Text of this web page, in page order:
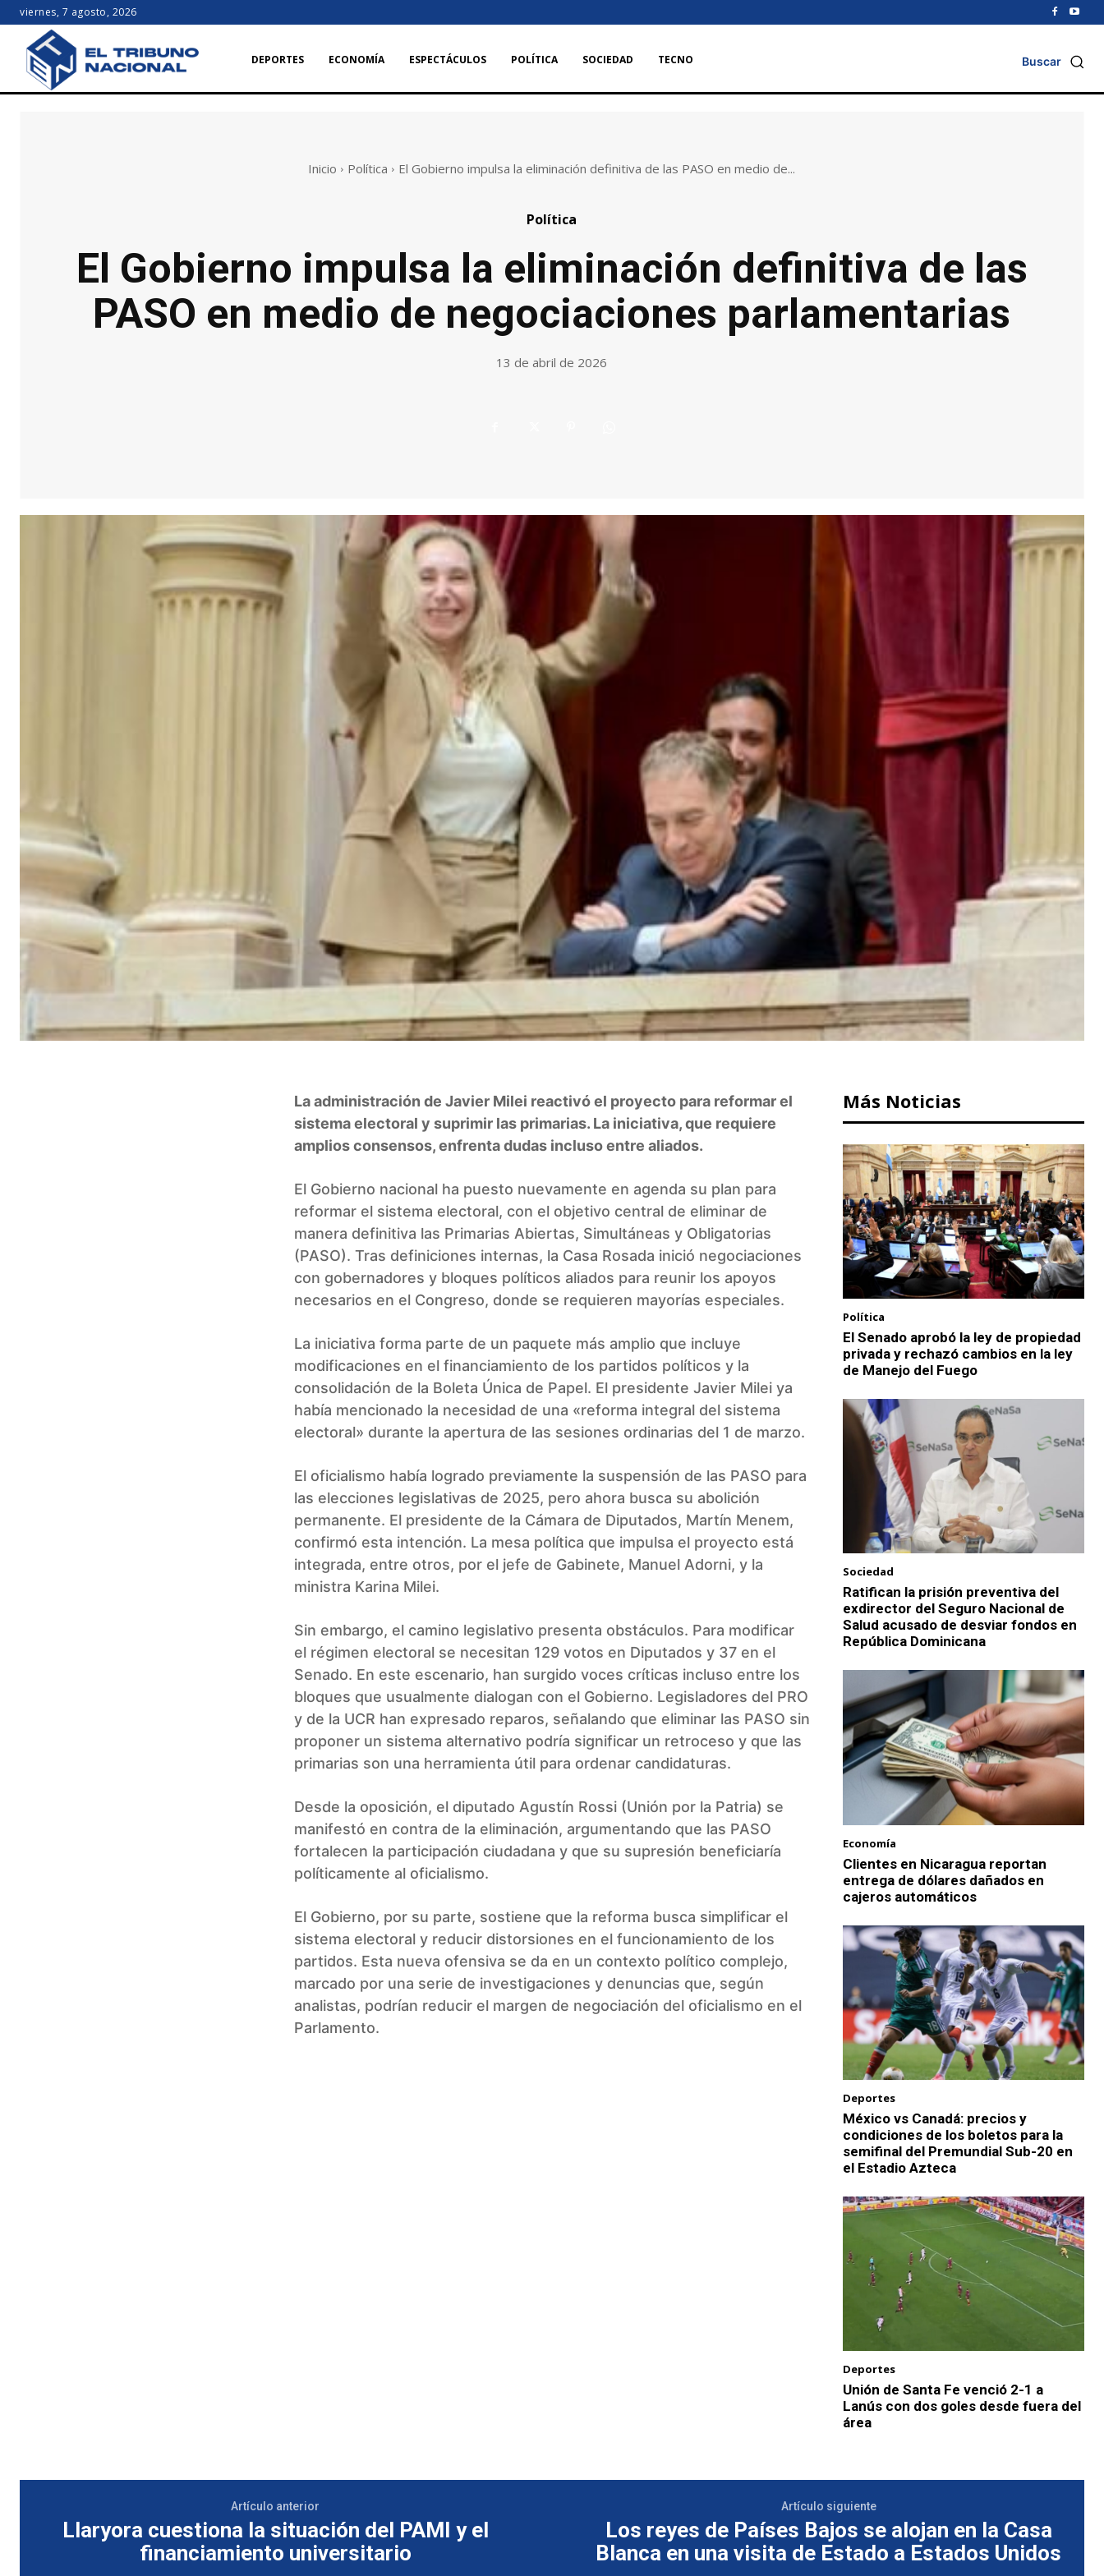
viernes, 7 agosto, 2026
DEPORTES ECONOMÍA ESPECTÁCULOS POLÍTICA SOCIEDAD TECNO Buscar
Inicio Política El Gobierno impulsa la eliminación definitiva de las PASO en medio de...
Política
El Gobierno impulsa la eliminación definitiva de las
PASO en medio de negociaciones parlamentarias
13 de abril de 2026
La administración de Javier Milei reactivó el proyecto para reformar el
sistema electoral y suprimir las primarias. La iniciativa, que requiere
amplios consensos, enfrenta dudas incluso entre aliados.
El Gobierno nacional ha puesto nuevamente en agenda su plan para
reformar el sistema electoral, con el objetivo central de eliminar de
manera definitiva las Primarias Abiertas, Simultáneas y Obligatorias
(PASO). Tras definiciones internas, la Casa Rosada inició negociaciones
con gobernadores y bloques políticos aliados para reunir los apoyos
necesarios en el Congreso, donde se requieren mayorías especiales.
La iniciativa forma parte de un paquete más amplio que incluye
modificaciones en el financiamiento de los partidos políticos y la
consolidación de la Boleta Única de Papel. El presidente Javier Milei ya
había mencionado la necesidad de una «reforma integral del sistema
electoral» durante la apertura de las sesiones ordinarias del 1 de marzo.
El oficialismo había logrado previamente la suspensión de las PASO para
las elecciones legislativas de 2025, pero ahora busca su abolición
permanente. El presidente de la Cámara de Diputados, Martín Menem,
confirmó esta intención. La mesa política que impulsa el proyecto está
integrada, entre otros, por el jefe de Gabinete, Manuel Adorni, y la
ministra Karina Milei.
Sin embargo, el camino legislativo presenta obstáculos. Para modificar
el régimen electoral se necesitan 129 votos en Diputados y 37 en el
Senado. En este escenario, han surgido voces críticas incluso entre los
bloques que usualmente dialogan con el Gobierno. Legisladores del PRO
y de la UCR han expresado reparos, señalando que eliminar las PASO sin
proponer un sistema alternativo podría significar un retroceso y que las
primarias son una herramienta útil para ordenar candidaturas.
Desde la oposición, el diputado Agustín Rossi (Unión por la Patria) se
manifestó en contra de la eliminación, argumentando que las PASO
fortalecen la participación ciudadana y que su supresión beneficiaría
políticamente al oficialismo.
El Gobierno, por su parte, sostiene que la reforma busca simplificar el
sistema electoral y reducir distorsiones en el funcionamiento de los
partidos. Esta nueva ofensiva se da en un contexto político complejo,
marcado por una serie de investigaciones y denuncias que, según
analistas, podrían reducir el margen de negociación del oficialismo en el
Parlamento.
Más Noticias
Política
El Senado aprobó la ley de propiedad
privada y rechazó cambios en la ley
de Manejo del Fuego
Sociedad
Ratifican la prisión preventiva del
exdirector del Seguro Nacional de
Salud acusado de desviar fondos en
República Dominicana
Economía
Clientes en Nicaragua reportan
entrega de dólares dañados en
cajeros automáticos
Deportes
México vs Canadá: precios y
condiciones de los boletos para la
semifinal del Premundial Sub-20 en
el Estadio Azteca
Deportes
Unión de Santa Fe venció 2-1 a
Lanús con dos goles desde fuera del
área
Artículo anterior
Llaryora cuestiona la situación del PAMI y el
financiamiento universitario
Artículo siguiente
Los reyes de Países Bajos se alojan en la Casa
Blanca en una visita de Estado a Estados Unidos